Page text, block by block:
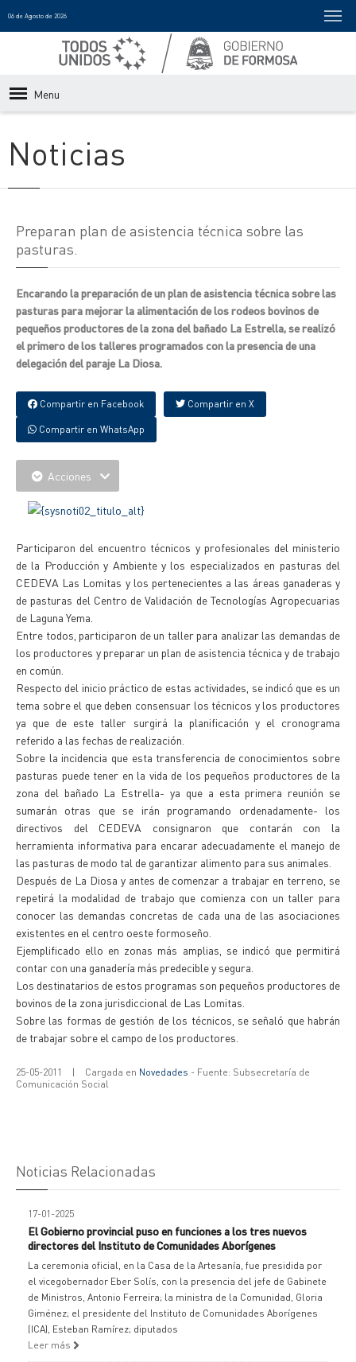
06 de Agosto de 2026
Menu
Noticias
Preparan plan de asistencia técnica sobre las
pasturas.
Encarando la preparación de un plan de asistencia técnica sobre las
pasturas para mejorar la alimentación de los rodeos bovinos de
pequeños productores de la zona del bañado La Estrella, se realizó
el primero de los talleres programados con la presencia de una
delegación del paraje La Diosa.
Compartir en Facebook Compartir en X
Compartir en WhatsApp
Acciones
Participaron del encuentro técnicos y profesionales del ministerio
de la Producción y Ambiente y los especializados en pasturas del
CEDEVA Las Lomitas y los pertenecientes a las áreas ganaderas y
de pasturas del Centro de Validación de Tecnologías Agropecuarias
de Laguna Yema.
Entre todos, participaron de un taller para analizar las demandas de
los productores y preparar un plan de asistencia técnica y de trabajo
en común.
Respecto del inicio práctico de estas actividades, se indicó que es un
tema sobre el que deben consensuar los técnicos y los productores
ya que de este taller surgirá la planificación y el cronograma
referido a las fechas de realización.
Sobre la incidencia que esta transferencia de conocimientos sobre
pasturas puede tener en la vida de los pequeños productores de la
zona del bañado La Estrella- ya que a esta primera reunión se
sumarán otras que se irán programando ordenadamente- los
directivos del CEDEVA consignaron que contarán con la
herramienta informativa para encarar adecuadamente el manejo de
las pasturas de modo tal de garantizar alimento para sus animales.
Después de La Diosa y antes de comenzar a trabajar en terreno, se
repetirá la modalidad de trabajo que comienza con un taller para
conocer las demandas concretas de cada una de las asociaciones
existentes en el centro oeste formoseño.
Ejemplificado ello en zonas más amplias, se indicó que permitirá
contar con una ganadería más predecible y segura.
Los destinatarios de estos programas son pequeños productores de
bovinos de la zona jurisdiccional de Las Lomitas.
Sobre las formas de gestión de los técnicos, se señaló que habrán
de trabajar sobre el campo de los productores.
25-05-2011 | Cargada en Novedades - Fuente: Subsecretaría de
Comunicación Social
Noticias Relacionadas
17-01-2025
El Gobierno provincial puso en funciones a los tres nuevos
directores del Instituto de Comunidades Aborígenes
La ceremonia oficial, en la Casa de la Artesanía, fue presidida por
el vicegobernador Eber Solís, con la presencia del jefe de Gabinete
de Ministros, Antonio Ferreira; la ministra de la Comunidad, Gloria
Giménez; el presidente del Instituto de Comunidades Aborígenes
(ICA), Esteban Ramírez; diputados
Leer más